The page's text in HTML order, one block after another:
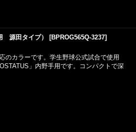
源田タイプ） [BPROG565Q-3237]
のカラーです。学生野球公式試合で使用
」内野手用です。コンパクトで深